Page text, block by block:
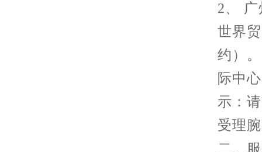
2、
世界
约）
际中
示：
受理
二、